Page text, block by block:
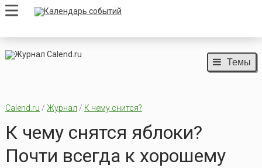
Темы
Calend.ru / Журнал / К чему снится?
К чему снятся яблоки?
Почти всегда к хорошему